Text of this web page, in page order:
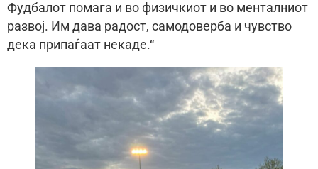
Фудбалот помага и во физичкиот и во менталниот
развој. Им дава радост, самодоверба и чувство
дека припаѓаат некаде.“